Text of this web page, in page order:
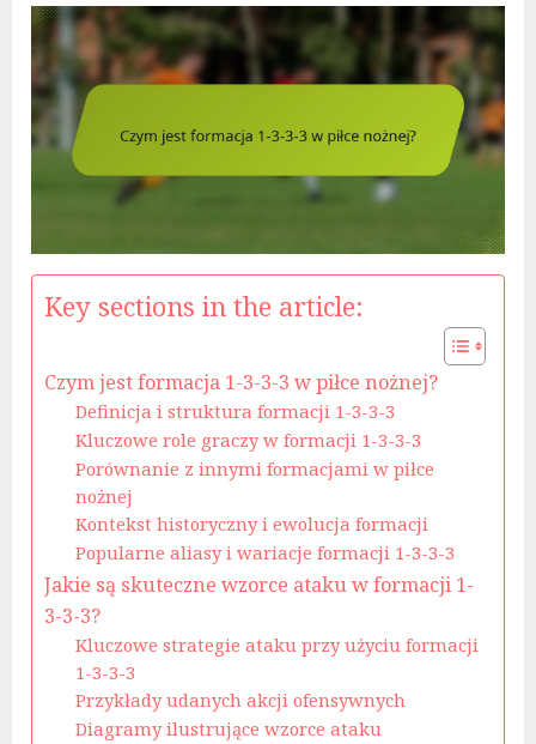
Key sections in the article:
Czym jest formacja 1-3-3-3 w piłce nożnej?
Definicja i struktura formacji 1-3-3-3
Kluczowe role graczy w formacji 1-3-3-3
Porównanie z innymi formacjami w piłce
nożnej
Kontekst historyczny i ewolucja formacji
Popularne aliasy i wariacje formacji 1-3-3-3
Jakie są skuteczne wzorce ataku w formacji 1-
3-3-3?
Kluczowe strategie ataku przy użyciu formacji
1-3-3-3
Przykłady udanych akcji ofensywnych
Diagramy ilustrujące wzorce ataku